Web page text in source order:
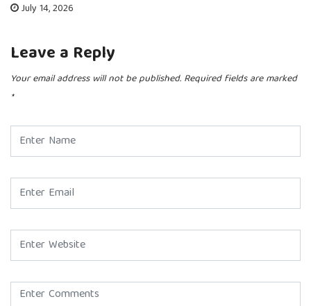
July 14, 2026
Leave a Reply
Your email address will not be published. Required fields are marked
*